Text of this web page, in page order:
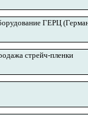
ГЕРЦ
стрейч-пленки